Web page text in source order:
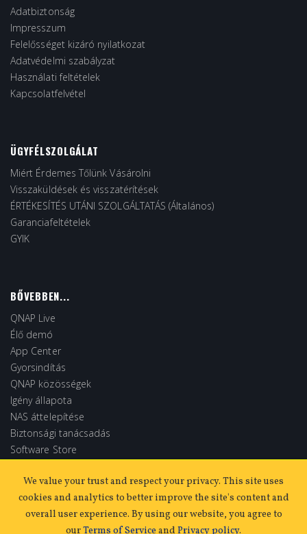
Adatbiztonság
Impresszum
Felelősséget kizáró nyilatkozat
Adatvédelmi szabályzat
Használati feltételek
Kapcsolatfelvétel
ÜGYFÉLSZOLGÁLAT
Miért Érdemes Tőlünk Vásárolni
Visszaküldések és visszatérítések
ÉRTÉKESÍTÉS UTÁNI SZOLGÁLTATÁS (Általános)
Garanciafeltételek
GYIK
BŐVEBBEN...
QNAP Live
Élő demó
App Center
Gyorsindítás
QNAP közösségek
Igény állapota
NAS áttelepítése
Biztonsági tanácsadás
Software Store
We value your trust and respect your privacy. This site uses
cookies and analytics to better improve the site's content and
overall user experience. By using our website, you agree to
ourTerms of Service and Privacy policy.